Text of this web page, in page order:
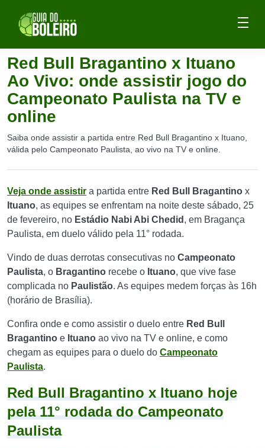
Red Bull Bragantino x Ituano
Ao Vivo: onde assistir jogo do
Campeonato Paulista na TV e
online
Saiba onde assistir a partida entre Red Bull Bragantino x Ituano,
válida pelo Campeonato Paulista, ao vivo na TV e online.
Veja onde assistir a partida entre Red Bull Bragantino x
Ituano, as equipes se enfrentam na noite deste sábado, 25
de fevereiro, no Estádio Nabi Abi Chedid , em Bragança
Paulista, em duelo válido pela 11° rodada.
Vindo de duas derrotas consecutivas no Campeonato
Paulista, o Bragantino recebe o Ituano, que vive fase
complicada no Paulistão. As equipes medem forças às 16h
(horário de Brasília).
Confira onde e como assistir o duelo entre Red Bull
Bragantino e Ituano ao vivo na TV e online, e como
chegam as equipes para o duelo do Campeonato
Paulista.
Red Bull Bragantino x Ituano hoje
pela 11° rodada do Campeonato
Paulista